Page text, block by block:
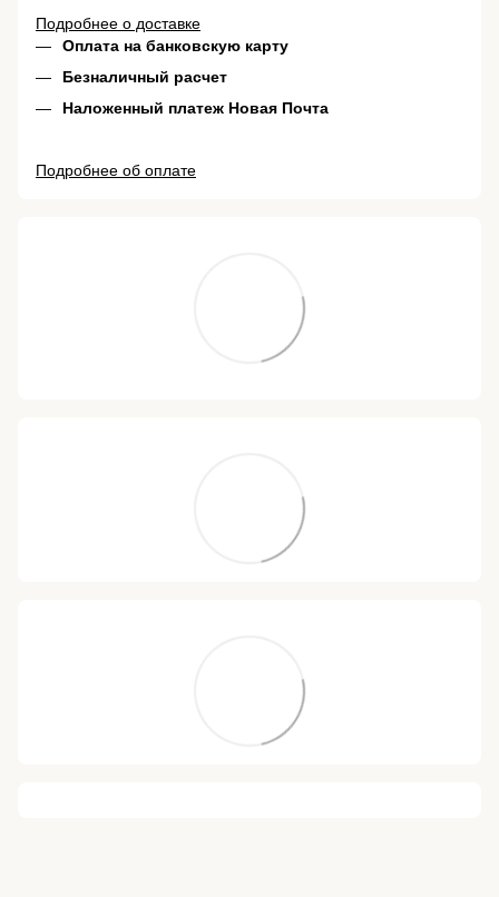
Подробнее о доставке
Оплата на банковскую карту
Безналичный расчет
Наложенный платеж Новая Почта
Подробнее об оплате